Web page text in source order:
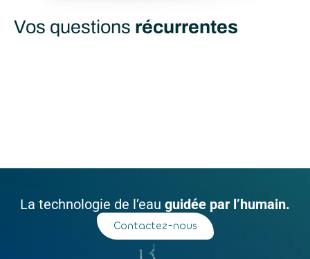
Vos questions récurrentes
La technologie de l’eau guidée par l’humain.
Contactez-nous